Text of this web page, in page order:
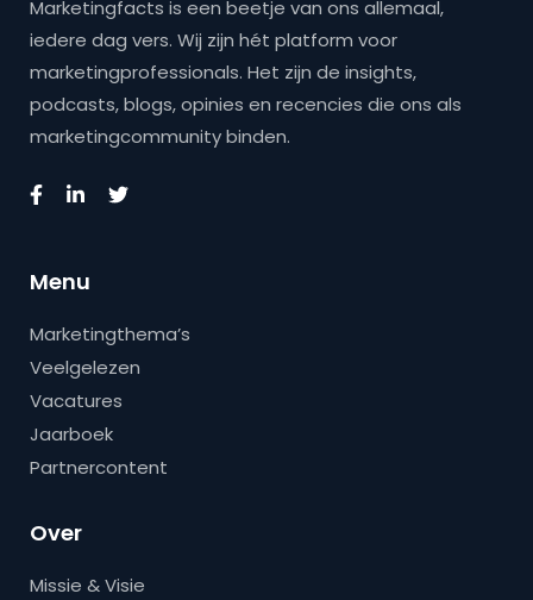
Marketingfacts is een beetje van ons allemaal,
iedere dag vers. Wij zijn hét platform voor
marketingprofessionals. Het zijn de insights,
podcasts, blogs, opinies en recencies die ons als
marketingcommunity binden.
Menu
Marketingthema’s
Veelgelezen
Vacatures
Jaarboek
Partnercontent
Over
Missie & Visie